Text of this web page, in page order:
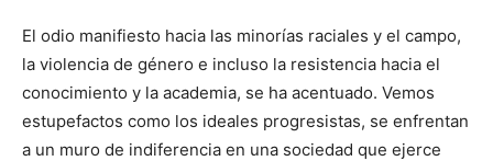
El odio manifiesto hacia las minorías raciales y el campo,
la violencia de género e incluso la resistencia hacia el
conocimiento y la academia, se ha acentuado. Vemos
estupefactos como los ideales progresistas, se enfrentan
a un muro de indiferencia en una sociedad que ejerce